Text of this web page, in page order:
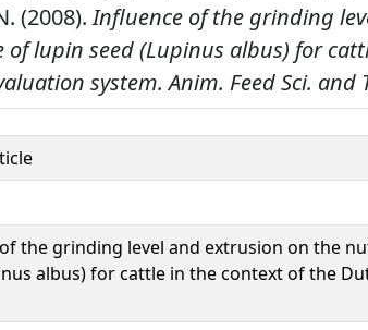
(2008).Influence of the grinding
lupin seed (Lupinus albus) for
system. Anim. Feed Sci. and
the grinding level and extrusion on the
albus) for cattle in the context of the